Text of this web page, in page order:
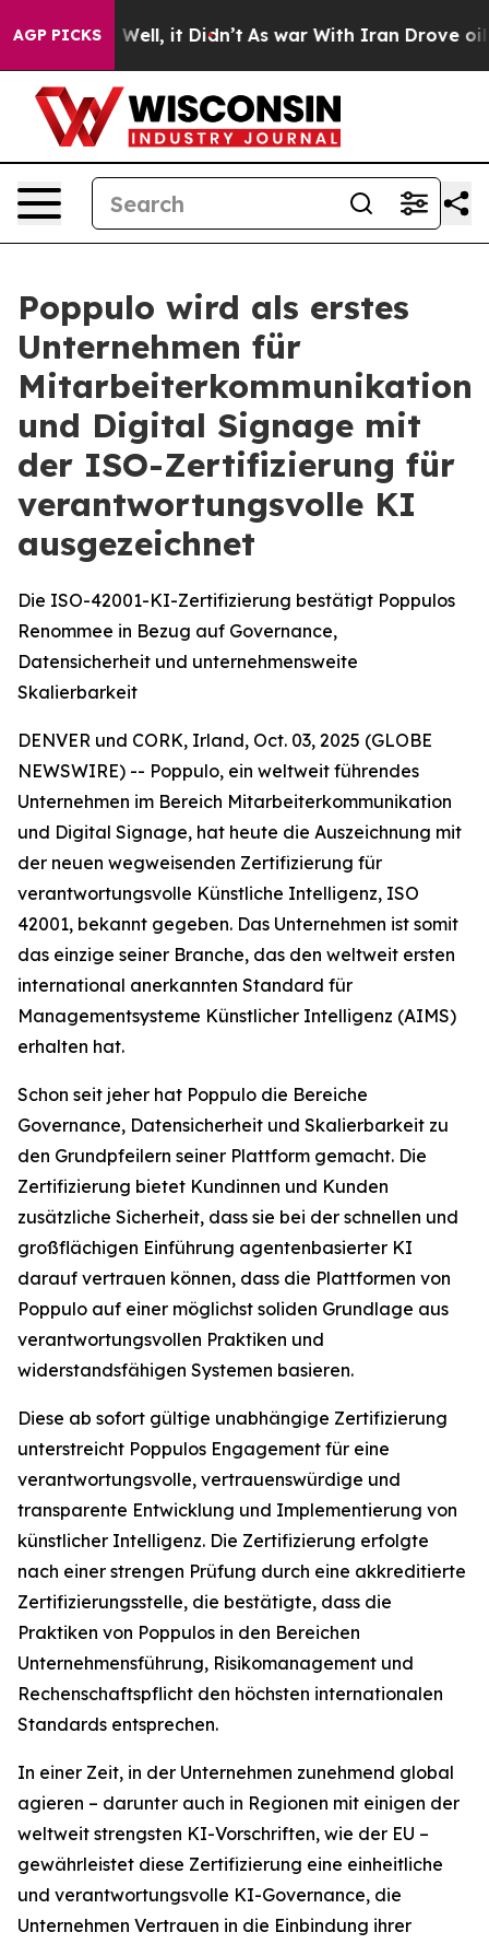
AGP PICKS
40%. Well, it Didn’t As war With Iran Drove oil
Poppulo wird als erstes
Unternehmen für
Mitarbeiterkommunikation
und Digital Signage mit
der ISO-Zertifizierung für
verantwortungsvolle KI
ausgezeichnet
Die ISO-42001-KI-Zertifizierung bestätigt Poppulos
Renommee in Bezug auf Governance,
Datensicherheit und unternehmensweite
Skalierbarkeit
DENVER und CORK, Irland, Oct. 03, 2025 (GLOBE
NEWSWIRE) -- Poppulo, ein weltweit führendes
Unternehmen im Bereich Mitarbeiterkommunikation
und Digital Signage, hat heute die Auszeichnung mit
der neuen wegweisenden Zertifizierung für
verantwortungsvolle Künstliche Intelligenz, ISO
42001, bekannt gegeben. Das Unternehmen ist somit
das einzige seiner Branche, das den weltweit ersten
international anerkannten Standard für
Managementsysteme Künstlicher Intelligenz (AIMS)
erhalten hat.
Schon seit jeher hat Poppulo die Bereiche
Governance, Datensicherheit und Skalierbarkeit zu
den Grundpfeilern seiner Plattform gemacht. Die
Zertifizierung bietet Kundinnen und Kunden
zusätzliche Sicherheit, dass sie bei der schnellen und
großflächigen Einführung agentenbasierter KI
darauf vertrauen können, dass die Plattformen von
Poppulo auf einer möglichst soliden Grundlage aus
verantwortungsvollen Praktiken und
widerstandsfähigen Systemen basieren.
Diese ab sofort gültige unabhängige Zertifizierung
unterstreicht Poppulos Engagement für eine
verantwortungsvolle, vertrauenswürdige und
transparente Entwicklung und Implementierung von
künstlicher Intelligenz. Die Zertifizierung erfolgte
nach einer strengen Prüfung durch eine akkreditierte
Zertifizierungsstelle, die bestätigte, dass die
Praktiken von Poppulos in den Bereichen
Unternehmensführung, Risikomanagement und
Rechenschaftspflicht den höchsten internationalen
Standards entsprechen.
In einer Zeit, in der Unternehmen zunehmend global
agieren – darunter auch in Regionen mit einigen der
weltweit strengsten KI-Vorschriften, wie der EU –
gewährleistet diese Zertifizierung eine einheitliche
und verantwortungsvolle KI-Governance, die
Unternehmen Vertrauen in die Einbindung ihrer